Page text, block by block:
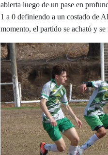
abierta luego de un pase en
1 a 0 definiendo a un costado de
momento, el partido se acható y